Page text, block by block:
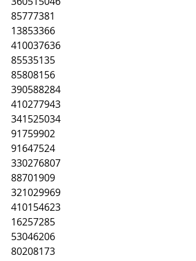
85777381
13853366
410037636
85535135
85808156
390588284
410277943
341525034
91759902
91647524
330276807
88701909
321029969
410154623
16257285
53046206
80208173